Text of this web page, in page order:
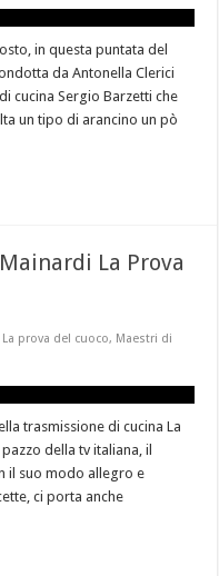
in questa puntata del
da Antonella Clerici
cucina Sergio Barzetti che
un tipo di arancino un pò
La Prova
La prova del cuoco, Maestri di
trasmissione di cucina La
della tv italiana, il
il suo modo allegro e
ci porta anche